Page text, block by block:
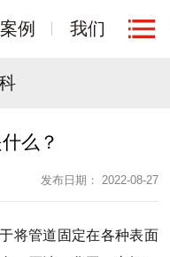
案例 我们
么？
发布日期： 2022-08-27
将管道固定在各种表面